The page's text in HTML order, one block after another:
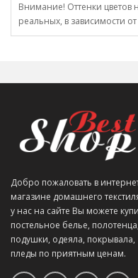
Внимание! Оттенки цветов
реальных, в зависимости
Добро пожаловать в
магазине домашнего
у нас на сайте Вы можете
постельное белье, полотенца,
подушки, одеяла, покрывала,
пледы по приятным ценам.